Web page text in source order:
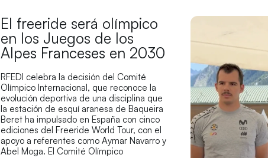
El freeride será olímpico
en los Juegos de los
Alpes Franceses en 2030
RFEDI celebra la decisión del Comité
Olímpico Internacional, que reconoce la
evolución deportiva de una disciplina que
la estación de esquí aranesa de Baqueira
Beret ha impulsado en España con cinco
ediciones del Freeride World Tour, con el
apoyo a referentes como Aymar Navarro y
Abel Moga. El Comité Olímpico